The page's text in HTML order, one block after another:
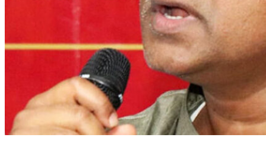
സമഗ്ര വോട്ടര്‍പട്ടിക പരിഷ്‌കരണത്തിനെതിരെ അഡ്വ.